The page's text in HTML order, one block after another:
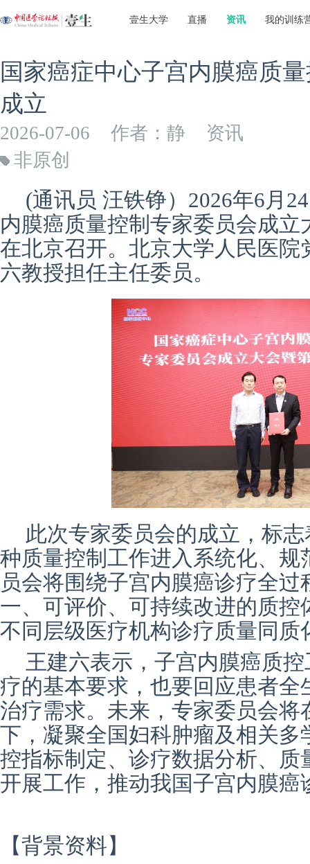
壹生大学 直播 资讯 我的训练
国家癌症中心子宫内膜癌质
成立
2026-07-06 作者：静
资讯
非原创
(通讯员 汪铁铮）2026年6月
内膜癌质量控制专家委员会成
在北京召开。北京大学人民医院
六教授担任主任委员。
此次专家委员会的成立，标
种质量控制工作进入系统化、规
员会将围绕子宫内膜癌诊疗全
一、可评价、可持续改进的质
不同层级医疗机构诊疗质量同质
王建六表示，子宫内膜癌质
疗的基本要求，也要回应患者全
治疗需求。未来，专家委员会将
下，凝聚全国妇科肿瘤及相关多
控指标制定、诊疗数据分析、质
开展工作，推动我国子宫内膜癌
【背景资料】